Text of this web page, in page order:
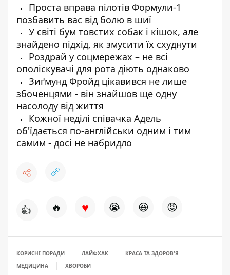
Проста вправа пілотів Формули-1
позбавить вас від болю в шиї
У світі бум товстих собак і кішок, але
знайдено підхід, як змусити їх схуднути
Роздрай у соцмережах – не всі
ополіскувачі для рота діють однаково
Зиґмунд Фройд цікавився не лише
збоченцями - він знайшов ще одну
насолоду від життя
Кожної неділі співачка Адель
об'їдається по-англійськи одним і тим
самим - досі не набридло
👍 🔥 ♥ 😭 😆 😡
КОРИСНІ ПОРАДИ ЛАЙФХАК
КРАСА ТА ЗДОРОВ'Я
МЕДИЦИНА
ХВОРОБИ